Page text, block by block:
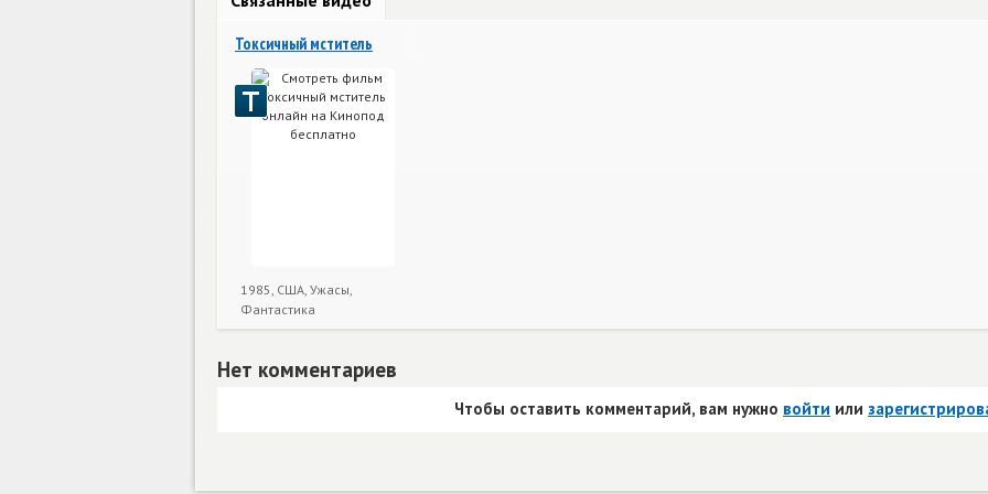
Токсичный мститель
1985, США, Ужасы,
Фантастика
Нет комментариев
Чтобы оставить комментарий, вам нужно войти или